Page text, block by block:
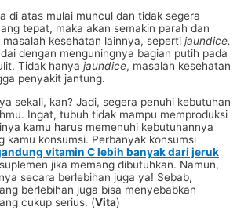
di atas mulai muncul dan tidak segera
tepat, maka akan semakin parah dan
masalah kesehatan lainnya, seperti jaundice.
dengan menguningnya bagian putih pada
Tidak hanya jaundice, masalah kesehatan
penyakit jantung.
sekali, kan? Jadi, segera penuhi kebutuhan
Ingat, tubuh tidak mampu memproduksi
kamu harus memenuhi kebutuhannya
kamu konsumsi. Perbanyak konsumsi
vitamin C lebih banyak dari jeruk
jika memang dibutuhkan. Namun,
secara berlebihan juga ya! Sebab,
berlebihan juga bisa menyebabkan
cukup serius. (Vita)